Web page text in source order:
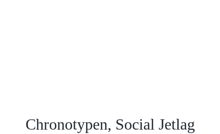
Chronotypen, Social Jetlag